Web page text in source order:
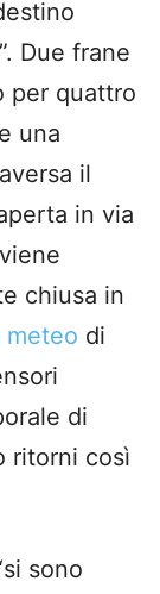
Due frane
per quattro
una
il
in via
chiusa in
meteo di
di
ritorni così
sono